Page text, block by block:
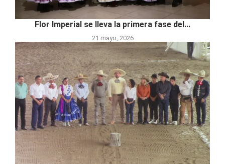
Flor Imperial se lleva la primera fase del...
21 mayo, 2026